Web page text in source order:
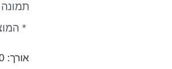
*
אורך: 40 ס"מ